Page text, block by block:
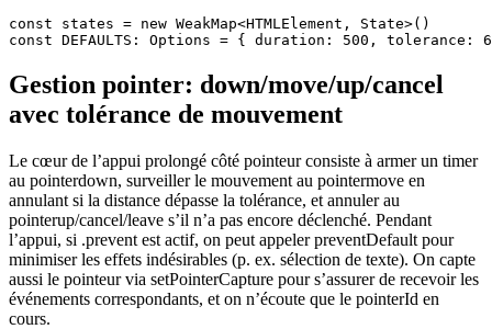
const states = new WeakMap<HTMLElement, State>()
const DEFAULTS: Options = { duration: 500,
Gestion pointer: down/move/up/cancel
avec tolérance de mouvement
Le cœur de l’appui prolongé côté pointeur consiste à armer un timer
au pointerdown, surveiller le mouvement au pointermove en
annulant si la distance dépasse la tolérance, et annuler au
pointerup/cancel/leave s’il n’a pas encore déclenché. Pendant
l’appui, si .prevent est actif, on peut appeler preventDefault pour
minimiser les effets indésirables (p. ex. sélection de texte). On capte
aussi le pointeur via setPointerCapture pour s’assurer de recevoir les
événements correspondants, et on n’écoute que le pointerId en
cours.